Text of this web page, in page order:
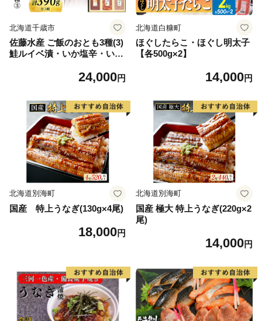
北海道千歳市
佐藤水産 ご飯のおとも3種(3)
鮭ルイベ漬・いか塩辛・いく
24,000円
北海道白糠町
ほぐしたらこ・ほぐし明太子
【各500g×2】
14,000円
北海道別海町
国産 特上うなぎ(130g×4尾)
18,000円
北海道別海町
国産 極大 特上うなぎ(220g×2
尾)
14,000円